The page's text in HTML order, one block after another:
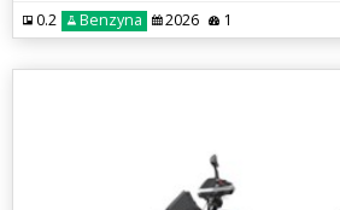
0.2 Benzyna 2026 1